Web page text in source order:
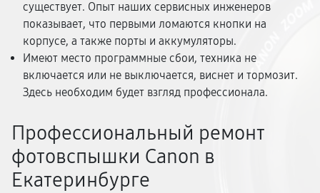
существует. Опыт наших сервисных инженеров
показывает, что первыми ломаются кнопки на
корпусе, а также порты и аккумуляторы.
Имеют место программные сбои, техника не
включается или не выключается, виснет и тормозит.
Здесь необходим будет взгляд профессионала.
Профессиональный ремонт
фотовспышки Canon в
Екатеринбурге